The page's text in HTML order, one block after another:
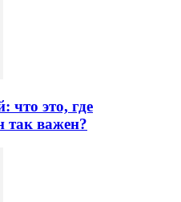
что это, где
так важен?